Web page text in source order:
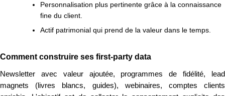
Personnalisation plus pertinente grâce à la connaissance
fine du client.
Actif patrimonial qui prend de la valeur dans le temps.
Comment construire ses first-party data
Newsletter avec valeur ajoutée, programmes de fidélité, lead
magnets (livres blancs, guides), webinaires, comptes clients